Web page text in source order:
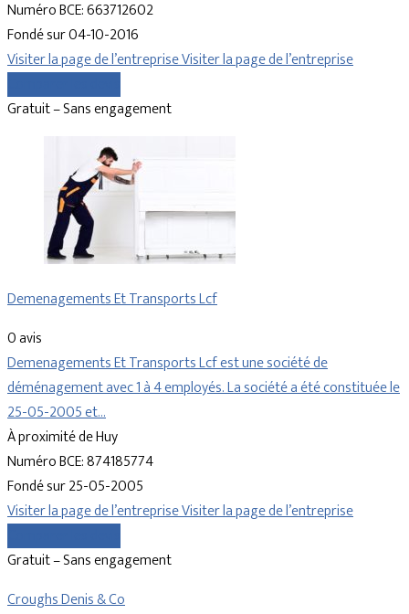
Numéro BCE: 663712602
Fondé sur 04-10-2016
Visiter la page de l’entrepriseVisiter la page de l’entreprise
Gratuit – Sans engagement
Demenagements Et Transports Lcf
0 avis
Demenagements Et Transports Lcf est une société de
déménagement avec 1 à 4 employés. La société a été constituée le
25-05-2005 et…
À proximité de Huy
Numéro BCE: 874185774
Fondé sur 25-05-2005
Visiter la page de l’entrepriseVisiter la page de l’entreprise
Gratuit – Sans engagement
Croughs Denis & Co